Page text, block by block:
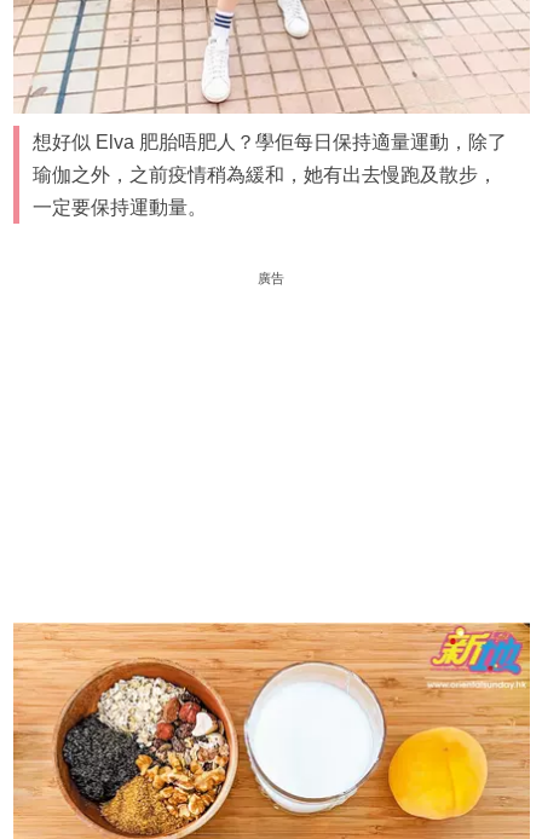
想好似 Elva 肥胎唔肥人？學佢每日保持適量運動，除了
瑜伽之外，之前疫情稍為緩和，她有出去慢跑及散步，
一定要保持運動量。
廣告